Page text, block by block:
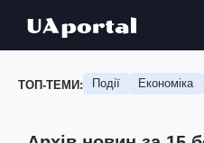
ТОП-ТЕМИ: Події Економіка